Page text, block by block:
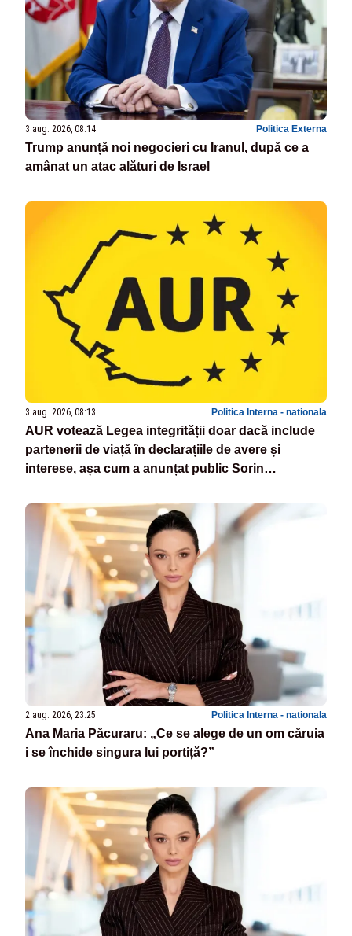
3 aug. 2026, 08:14 Politica Externa
Trump anunță noi negocieri cu Iranul, după ce a
amânat un atac alături de Israel
3 aug. 2026, 08:13 Politica Interna - nationala
AUR votează Legea integrității doar dacă include
partenerii de viață în declarațiile de avere și
interese, așa cum a anunțat public Sorin
de interese trebuie să plece din funcție: fără
excepții!
2 aug. 2026, 23:25 Politica Interna - nationala
Ana Maria Păcuraru: „Ce se alege de un om căruia
i se închide singura lui portiță?”